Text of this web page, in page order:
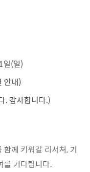
(일)
안내)
. 감사합니다.)
께 키워갈 리서처, 기
를 기다립니다.